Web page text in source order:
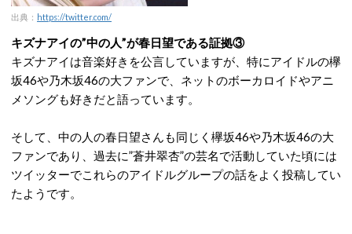
出典： https://twitter.com/
キズナアイの”中の人”が春日望である証拠③
キズナアイは音楽好きを公言していますが、特にアイドルの欅
坂46や乃木坂46の大ファンで、ネットのボーカロイドやアニ
メソングも好きだと語っています。
そして、中の人の春日望さんも同じく欅坂46や乃木坂46の大
ファンであり、過去に”蒼井翠杏”の芸名で活動していた頃には
ツイッターでこれらのアイドルグループの話をよく投稿してい
たようです。